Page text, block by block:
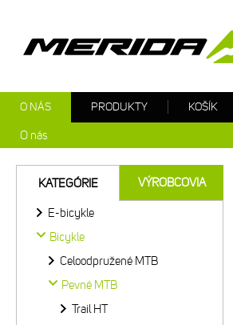
KATEGÓRIE VÝROBCOVIA
E-bicykle
Bicykle
Celoodpružené MTB
Pevné MTB
Trail HT
O NÁS
O nás
PRODUKTY KOŠÍK